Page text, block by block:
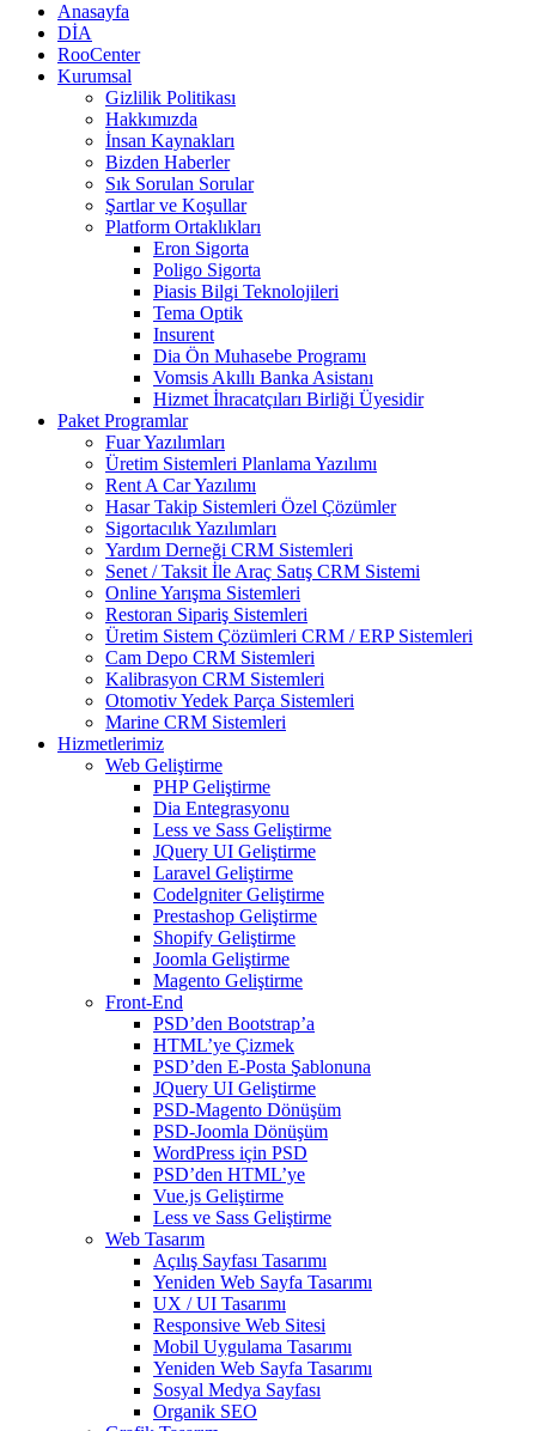
Anasayfa
DİA
RooCenter
Kurumsal
Gizlilik Politikası
Hakkımızda
İnsan Kaynakları
Bizden Haberler
Sık Sorulan Sorular
Şartlar ve Koşullar
Platform Ortaklıkları
Eron Sigorta
Poligo Sigorta
Piasis Bilgi Teknolojileri
Tema Optik
Insurent
Dia Ön Muhasebe Programı
Vomsis Akıllı Banka Asistanı
Hizmet İhracatçıları Birliği Üyesidir
Paket Programlar
Fuar Yazılımları
Üretim Sistemleri Planlama Yazılımı
Rent A Car Yazılımı
Hasar Takip Sistemleri Özel Çözümler
Sigortacılık Yazılımları
Yardım Derneği CRM Sistemleri
Senet / Taksit İle Araç Satış CRM Sistemi
Online Yarışma Sistemleri
Restoran Sipariş Sistemleri
Üretim Sistem Çözümleri CRM / ERP Sistemleri
Cam Depo CRM Sistemleri
Kalibrasyon CRM Sistemleri
Otomotiv Yedek Parça Sistemleri
Marine CRM Sistemleri
Hizmetlerimiz
Web Geliştirme
PHP Geliştirme
Dia Entegrasyonu
Less ve Sass Geliştirme
JQuery UI Geliştirme
Laravel Geliştirme
Codelgniter Geliştirme
Prestashop Geliştirme
Shopify Geliştirme
Joomla Geliştirme
Magento Geliştirme
Front-End
PSD’den Bootstrap’a
HTML’ye Çizmek
PSD’den E-Posta Şablonuna
JQuery UI Geliştirme
PSD-Magento Dönüşüm
PSD-Joomla Dönüşüm
WordPress için PSD
PSD’den HTML’ye
Vue.js Geliştirme
Less ve Sass Geliştirme
Web Tasarım
Açılış Sayfası Tasarımı
Yeniden Web Sayfa Tasarımı
UX / UI Tasarımı
Responsive Web Sitesi
Mobil Uygulama Tasarımı
Yeniden Web Sayfa Tasarımı
Sosyal Medya Sayfası
Organik SEO